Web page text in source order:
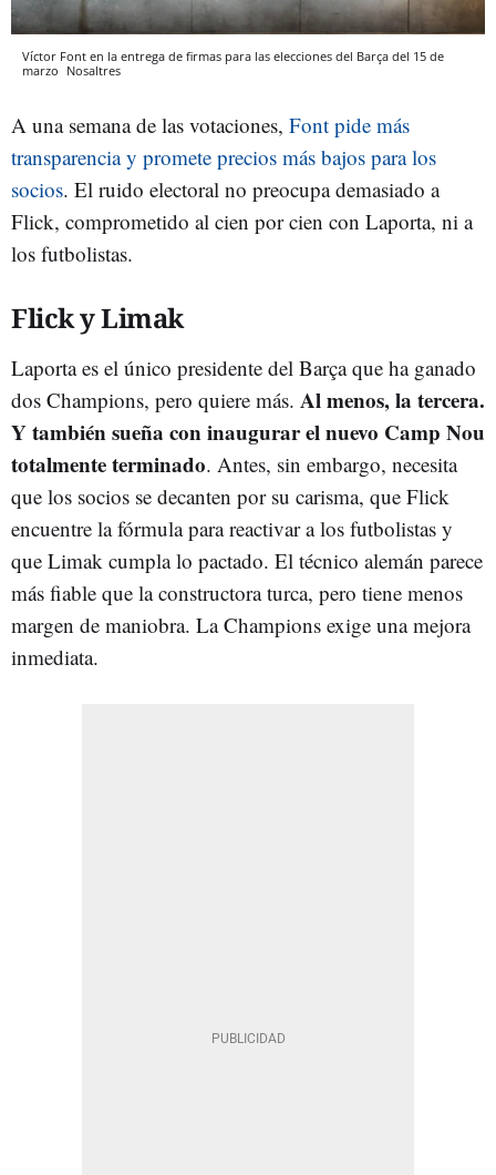
Víctor Font en la entrega de firmas para las elecciones del Barça del 15 de
marzo Nosaltres
A una semana de las votaciones, Font pide más
transparencia y promete precios más bajos para los
socios. El ruido electoral no preocupa demasiado a
Flick, comprometido al cien por cien con Laporta, ni a
los futbolistas.
Flick y Limak
Laporta es el único presidente del Barça que ha ganado
dos Champions, pero quiere más. Al menos, la tercera.
Y también sueña con inaugurar el nuevo Camp Nou
totalmente terminado. Antes, sin embargo, necesita
que los socios se decanten por su carisma, que Flick
encuentre la fórmula para reactivar a los futbolistas y
que Limak cumpla lo pactado. El técnico alemán parece
más fiable que la constructora turca, pero tiene menos
margen de maniobra. La Champions exige una mejora
inmediata.